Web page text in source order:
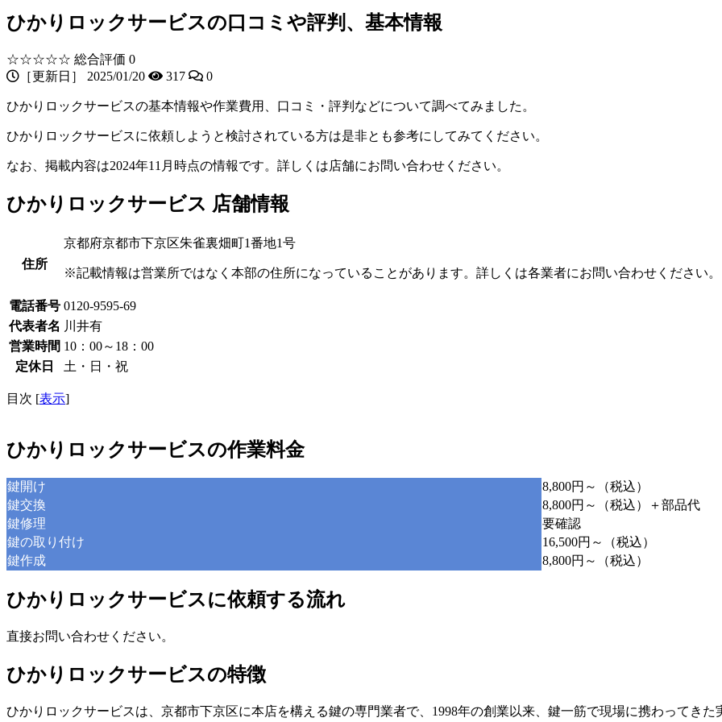
ひかりロックサービスの口コミや評判、基本情報
☆☆☆☆☆ 総合評価 0
［更新日］ 2025/01/20
317 0
ひかりロックサービスの基本情報や作業費用、口コミ・評判などについて調べてみました。
ひかりロックサービスに依頼しようと検討されている方は是非とも参考にしてみてください。
なお、掲載内容は2024年11月時点の情報です。詳しくは店舗にお問い合わせください。
ひかりロックサービス 店舗情報
住所
京都府京都市下京区朱雀裏畑町1番地1号
※記載情報は営業所ではなく本部の住所になっていることがあります。詳しくは各業者にお問い合わせください。
電話番号 0120-9595-69
代表者名 川井有
営業時間 10：00～18：00
定休日
土・日・祝
目次 [表示]
ひかりロックサービスの作業料金
鍵開け
8,800円～（税込）
鍵交換
8,800円～（税込）＋部品代
鍵修理
要確認
鍵の取り付け
16,500円～（税込）
鍵作成
8,800円～（税込）
ひかりロックサービスに依頼する流れ
直接お問い合わせください。
ひかりロックサービスの特徴
ひかりロックサービスは、京都市下京区に本店を構える鍵の専門業者で、1998年の創業以来、鍵一筋で現場に携わってきた